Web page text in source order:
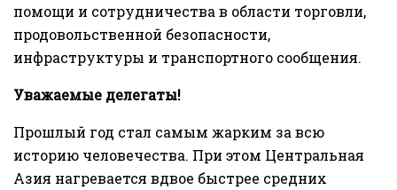
помощи и сотрудничества в области торговли,
продовольственной безопасности,
инфраструктуры и транспортного сообщения.
Уважаемые делегаты!
Прошлый год стал самым жарким за всю
историю человечества. При этом Центральная
Азия нагревается вдвое быстрее средних